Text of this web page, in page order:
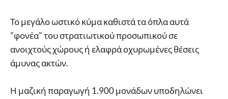
Το μεγάλο ωστικό κύμα καθιστά τα όπλα αυτά
"φονέα" του στρατιωτικού προσωπικού σε
ανοιχτούς χώρους ή ελαφρά οχυρωμένες θέσεις
άμυνας ακτών.
Η μαζική παραγωγή 1.900 μονάδων υποδηλώνει